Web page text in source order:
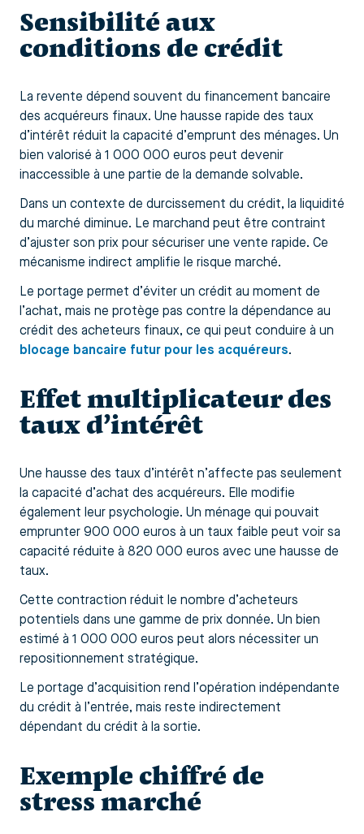
Sensibilité aux
conditions de crédit
La revente dépend souvent du financement bancaire
des acquéreurs finaux. Une hausse rapide des taux
d’intérêt réduit la capacité d’emprunt des ménages. Un
bien valorisé à 1 000 000 euros peut devenir
inaccessible à une partie de la demande solvable.
Dans un contexte de durcissement du crédit, la liquidité
du marché diminue. Le marchand peut être contraint
d’ajuster son prix pour sécuriser une vente rapide. Ce
mécanisme indirect amplifie le risque marché.
Le portage permet d’éviter un crédit au moment de
l’achat, mais ne protège pas contre la dépendance au
crédit des acheteurs finaux, ce qui peut conduire à un
blocage bancaire futur pour les acquéreurs.
Effet multiplicateur des
taux d’intérêt
Une hausse des taux d’intérêt n’affecte pas seulement
la capacité d’achat des acquéreurs. Elle modifie
également leur psychologie. Un ménage qui pouvait
emprunter 900 000 euros à un taux faible peut voir sa
capacité réduite à 820 000 euros avec une hausse de
taux.
Cette contraction réduit le nombre d’acheteurs
potentiels dans une gamme de prix donnée. Un bien
estimé à 1 000 000 euros peut alors nécessiter un
repositionnement stratégique.
Le portage d’acquisition rend l’opération indépendante
du crédit à l’entrée, mais reste indirectement
dépendant du crédit à la sortie.
Exemple chiffré de
stress marché